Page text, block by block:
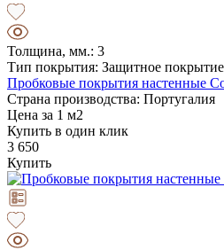
Толщина, мм.: 3
Тип покрытия: Защитное
Пробковые покрытия настенные
Страна производства: Португалия
Цена за 1 м2
Купить в один клик
3 650
Купить